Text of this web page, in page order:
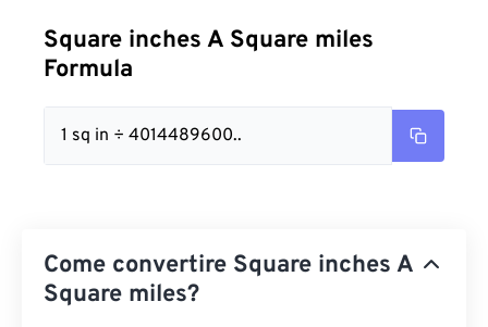
Square inches A Square miles
Formula
1 sq in ÷ 4014489600..
Come convertire Square inches A
Square miles?